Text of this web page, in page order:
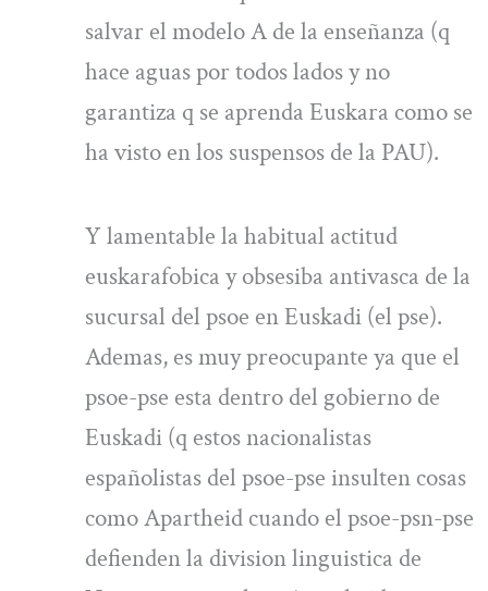
salvar el modelo A de la enseñanza (q
hace aguas por todos lados y no
garantiza q se aprenda Euskara como se
ha visto en los suspensos de la PAU).
Y lamentable la habitual actitud
euskarafobica y obsesiba antivasca de la
sucursal del psoe en Euskadi (el pse).
Ademas, es muy preocupante ya que el
psoe-pse esta dentro del gobierno de
Euskadi (q estos nacionalistas
españolistas del psoe-pse insulten cosas
como Apartheid cuando el psoe-psn-pse
defienden la division linguistica de